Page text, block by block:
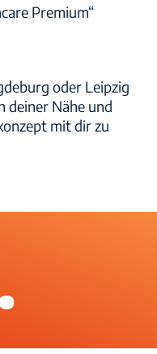
Premium“
oder Leipzig
deiner Nähe und
mit dir zu